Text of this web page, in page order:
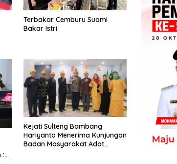
Terbakar Cemburu Suami
Bakar Istri
:
Kejati Sulteng Bambang
Hariyanto Menerima Kunjungan
Badan Masyarakat Adat